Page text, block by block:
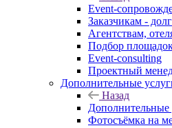
Event-
Заказчикам -
Агентствам,
Подбор
Event-consulting
Проектный
Дополнительные
Назад
Дополнительные
Фотосъёмка на